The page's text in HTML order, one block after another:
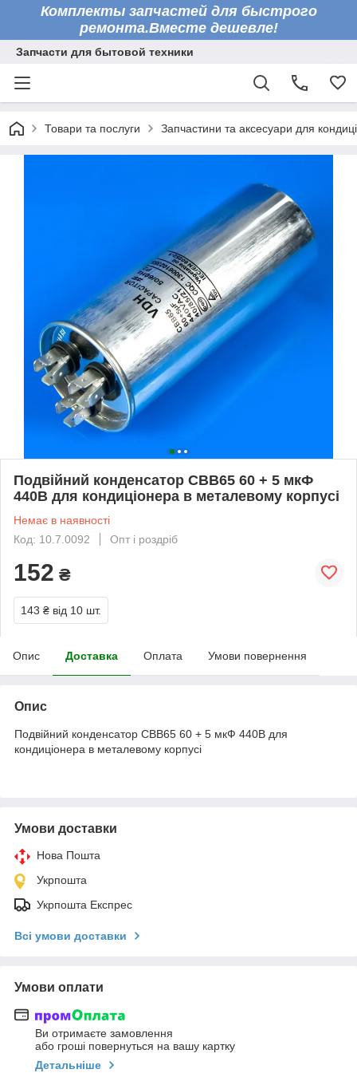
Комплекты запчастей для быстрого
ремонта.Вместе дешевле!
Запчасти для бытовой техники
Товари та послуги Запчастини та аксесуари для
Подвійний конденсатор CBB65 60 + 5 мкФ
440В для кондиціонера в металевому корпусі
Немає в наявності
Код: 10.7.0092
Опт і роздріб
152 ₴
143 ₴ від 10 шт.
Опис Доставка Оплата Умови повернення
Опис
Подвійний конденсатор CBB65 60 + 5 мкФ 440В для
кондиціонера в металевому корпусі
Умови доставки
Нова Пошта
Укрпошта
Укрпошта Експрес
Всі умови доставки
Умови оплати
Ви отримаєте замовлення
або гроші повернуться на вашу картку
Детальніше